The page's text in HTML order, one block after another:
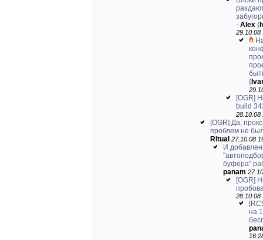
- Alex (
29.10.08
(
[OGR]
build
28.10.08
[OGR] Да,
проблем не
Ritual 27.10.08
И
буфера"
panam
[OGR]
28.10.08
на